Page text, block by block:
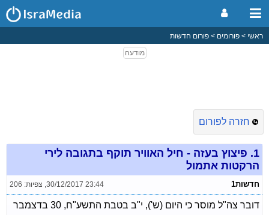
ראשי פורומים פורום חדשות
חזרה לפורום
1. פיצוץ בעזה - חיל האוויר תוקף בתגובה לירי
הרקטות אתמול
חדשות1 30/12/2017 23:44
, צפיות: 206
דובר צה"ל מוסר כי היום (ש'), י"ב בטבת התשע"ח, 30 בדצמבר